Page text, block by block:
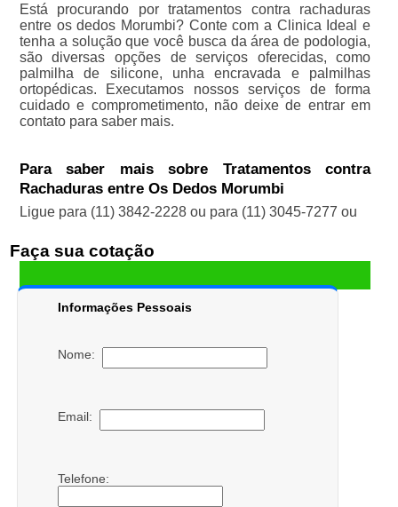
Está procurando por tratamentos contra rachaduras
entre os dedos Morumbi? Conte com a Clinica Ideal e
tenha a solução que você busca da área de podologia,
são diversas opções de serviços oferecidas, como
palmilha de silicone, unha encravada e palmilhas
ortopédicas. Executamos nossos serviços de forma
cuidado e comprometimento, não deixe de entrar em
contato para saber mais.
Para saber mais sobre Tratamentos contra
Rachaduras entre Os Dedos Morumbi
Ligue para (11) 3842-2228ou para (11) 3045-7277 ou
Faça sua cotação
Informações Pessoais
Nome:
Email:
Telefone: